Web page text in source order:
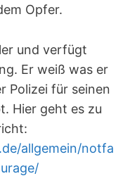
Opfer.
und verfügt
Er weiß was er
Polizei für seinen
Hier geht es zu
allgemein/notfa